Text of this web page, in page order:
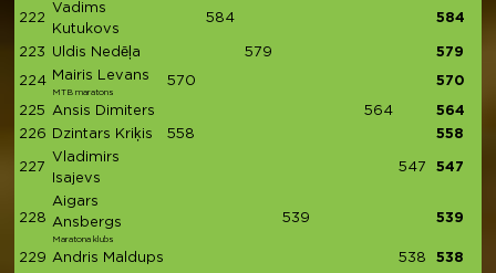
222
Vadims
Kutukovs
584 584
223 Uldis Nedēļa 579 579
224 Mairis Levans
MTB maratons
570 570
225 Ansis Dimiters 564
564
226
Dzintars Kriķis 558 558
227
Vladimirs
Isajevs
547 547
228
Aigars
Ansbergs
Maratona klubs
539 539
229 Andris Maldups 538 538